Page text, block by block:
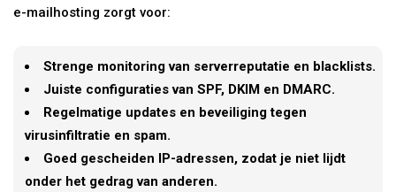
e-mailhosting zorgt voor:
Strenge monitoring van serverreputatie en blacklists.
Juiste configuraties van SPF, DKIM en DMARC.
Regelmatige updates en beveiliging tegen
virusinfiltratie en spam.
Goed gescheiden IP-adressen, zodat je niet lijdt
onder het gedrag van anderen.